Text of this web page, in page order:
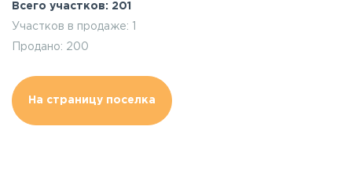
Всего участков: 201
Участков в продаже: 1
Продано: 200
На страницу поселка